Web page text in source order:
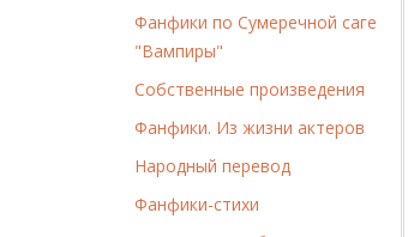
Фанфики по Сумеречной саге
"Вампиры"
Собственные произведения
Фанфики. Из жизни актеров
Народный перевод
Фанфики-стихи